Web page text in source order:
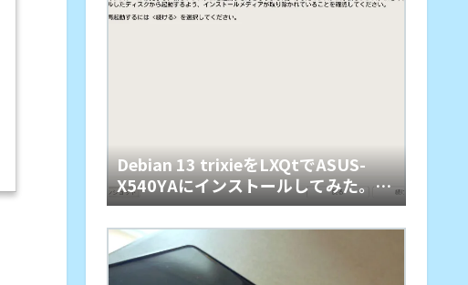
Debian 13 trixieをLXQtでASUS-
X540YAにインストールしてみた。懐
かしくて軽快